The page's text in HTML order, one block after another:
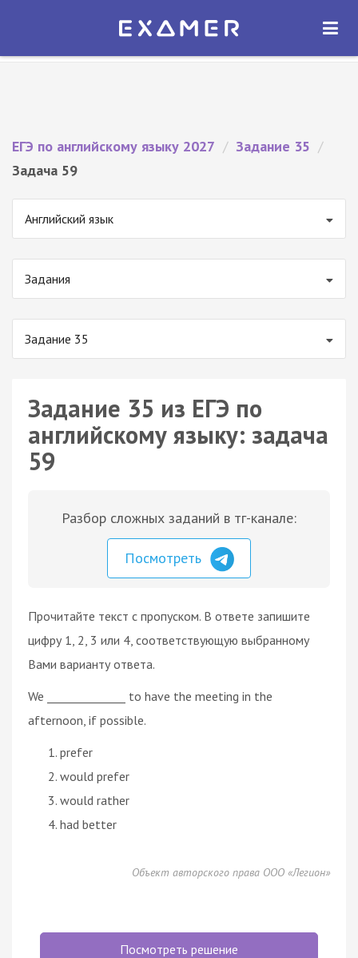
Экзамер — ЕГЭ 2027
ОТКРЫТЬ
ЕГЭ по английскому языку 2027 / Задание 35 /
Задача 59
Английский язык
Задания
Задание 35
Задание 35 из ЕГЭ по
английскому языку: задача
59
Разбор сложных заданий в тг-канале:
Посмотреть
Прочитайте текст с пропуском. В ответе запишите
цифру 1, 2, 3 или 4, соответствующую выбранному
Вами варианту ответа.
We ______________ to have the meeting in the
afternoon, if possible.
prefer
would prefer
would rather
had better
Объект авторского права ООО «Легион»
Посмотреть решение